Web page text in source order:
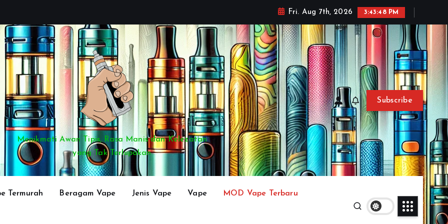
Fri. Aug 7th, 2026 3:43:51 PM
Menikmati Awan Tipis, Rasa Manis dan Kelezatan
yang Tak Terlupakan
Subscribe
Termurah Beragam Vape Jenis Vape Vape MOD Vape Terbaru